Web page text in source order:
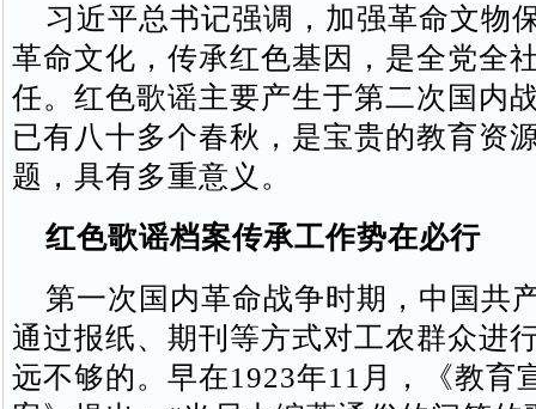
习近平总书记强调，加强革命文物
革命文化，传承红色基因，是全党全
任。红色歌谣主要产生于第二次国内
已有八十多个春秋，是宝贵的教育资
题，具有多重意义。
红色歌谣档案传承工作势在必行
第一次国内革命战争时期，中国共
通过报纸、期刊等方式对工农群众进
远不够的。早在1923年11月，《教育